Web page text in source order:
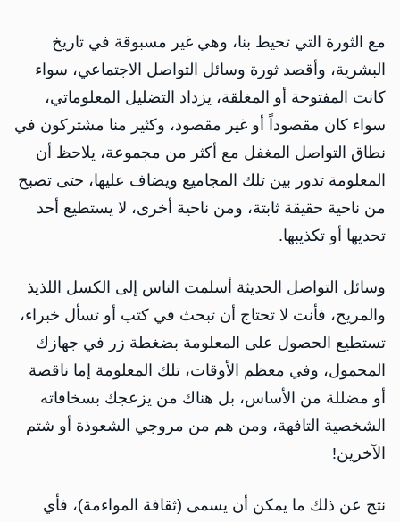
مع الثورة التي تحيط بنا، وهي غير مسبوقة في تاريخ
البشرية، وأقصد ثورة وسائل التواصل الاجتماعي، سواء
كانت المفتوحة أو المغلقة، يزداد التضليل المعلوماتي،
سواء كان مقصوداً أو غير مقصود، وكثير منا مشتركون في
نطاق التواصل المغفل مع أكثر من مجموعة، يلاحظ أن
المعلومة تدور بين تلك المجاميع ويضاف عليها، حتى تصبح
من ناحية حقيقة ثابتة، ومن ناحية أخرى، لا يستطيع أحد
تحديها أو تكذيبها.
وسائل التواصل الحديثة أسلمت الناس إلى الكسل اللذيذ
والمريح، فأنت لا تحتاج أن تبحث في كتب أو تسأل خبراء،
تستطيع الحصول على المعلومة بضغطة زر في جهازك
المحمول، وفي معظم الأوقات، تلك المعلومة إما ناقصة
أو مضللة من الأساس، بل هناك من يزعجك بسخافاته
الشخصية التافهة، ومن هم من مروجي الشعوذة أو شتم
الآخرين!
نتج عن ذلك ما يمكن أن يسمى (ثقافة المواءمة)، فأي